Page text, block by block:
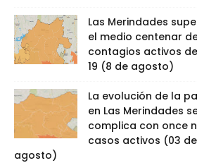
Las Merindades
el medio centenar
contagios activos
19 (8 de agosto)
La evolución de la
en Las Merindades
complica con once
casos activos (03 de
agosto)